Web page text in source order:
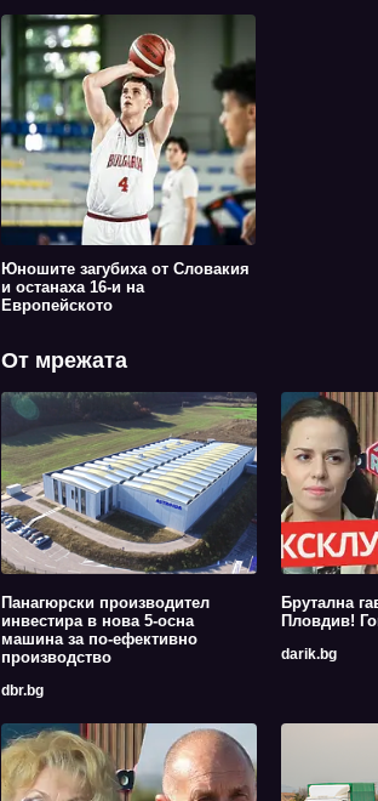
Юношите загубиха от Словакия
и останаха 16-и на
Европейското
От мрежата
Панагюрски производител
инвестира в нова 5-осна
машина за по-ефективно
производство
dbr.bg
Брутална
Пловдив!
darik.bg